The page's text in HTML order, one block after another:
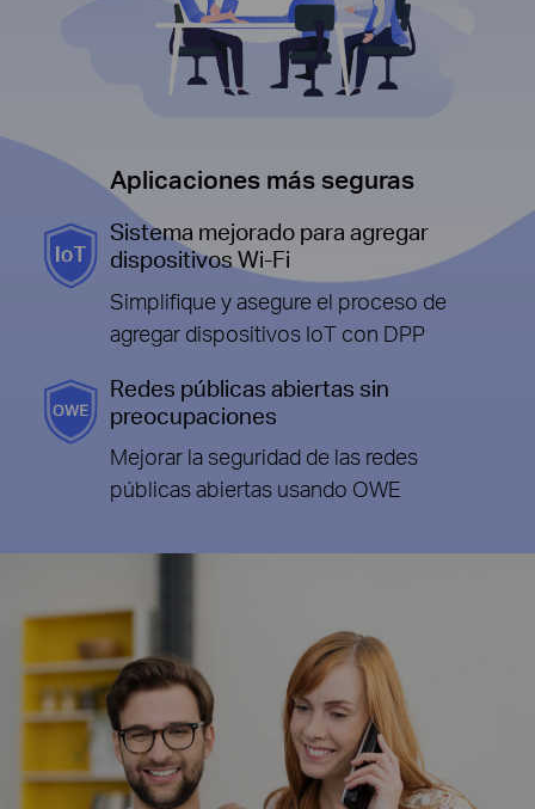
Aplicaciones más seguras
Sistema mejorado para agregar
dispositivos Wi-Fi
Simplifique y asegure el proceso de
agregar dispositivos IoT con DPP
Redes públicas abiertas sin
preocupaciones
Mejorar la seguridad de las redes
públicas abiertas usando OWE